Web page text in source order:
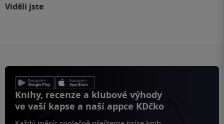
Viděli jste
Knihy, recenze a klubové výhody
ve vaší kapse a naší appce KDčko